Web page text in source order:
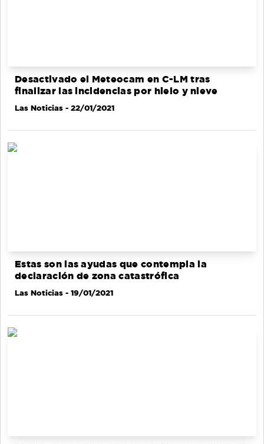
Desactivado el Meteocam en C-LM tras
finalizar las incidencias por hielo y nieve
Las Noticias - 22/01/2021
Estas son las ayudas que contempla la
declaración de zona catastrófica
Las Noticias - 19/01/2021